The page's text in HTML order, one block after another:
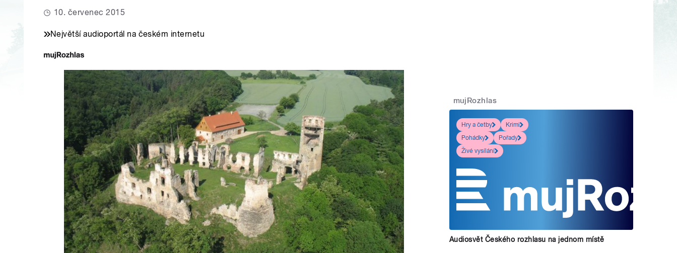
10. červenec 2015
Největší audioportál na českém internetu
mujRozhlas
Hry a četby
Krimi
Pohádky
Pořady
Živé vysílání
Audiosvět Českého rozhlasu na jednom místě